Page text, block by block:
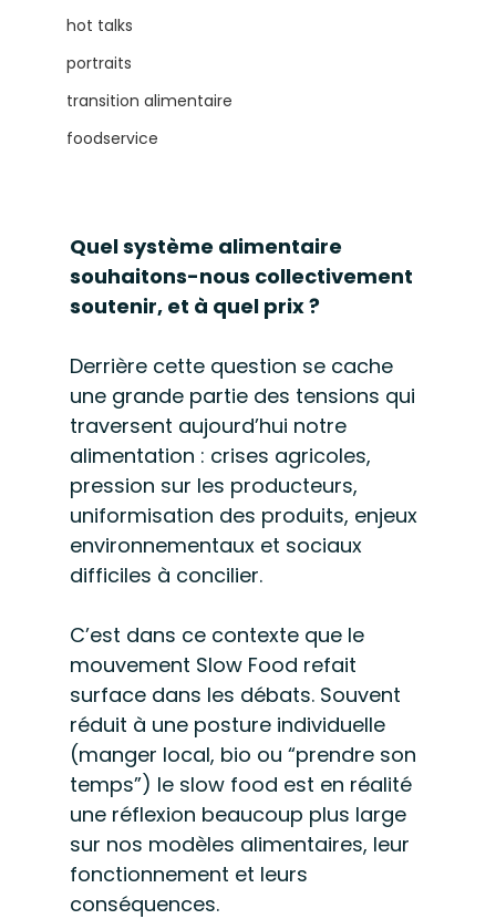
hot talks
portraits
transition alimentaire
foodservice
Quel système alimentaire
souhaitons-nous collectivement
soutenir, et à quel prix ?
Derrière cette question se cache
une grande partie des tensions qui
traversent aujourd’hui notre
alimentation : crises agricoles,
pression sur les producteurs,
uniformisation des produits, enjeux
environnementaux et sociaux
difficiles à concilier.
C’est dans ce contexte que le
mouvement Slow Food refait
surface dans les débats. Souvent
réduit à une posture individuelle
(manger local, bio ou “prendre son
temps”) le slow food est en réalité
une réflexion beaucoup plus large
sur nos modèles alimentaires, leur
fonctionnement et leurs
conséquences.